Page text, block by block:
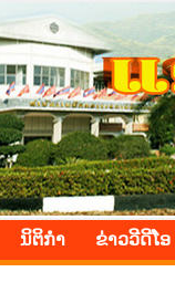
PROVINCE
ນິ​ຕິ​ກຳ ຂ່າວ​ວີ​ດີ​ໂອ